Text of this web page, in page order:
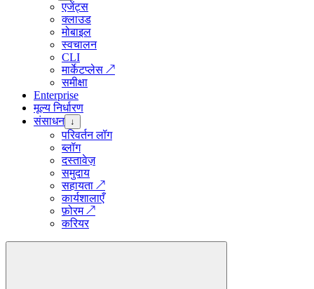
एजेंट्स
क्लाउड
मोबाइल
स्वचालन
CLI
मार्केटप्लेस ↗
समीक्षा
Enterprise
मूल्य निर्धारण
संसाधन ↓
परिवर्तन लॉग
ब्लॉग
दस्तावेज़
समुदाय
सहायता ↗
कार्यशालाएँ
फ़ोरम↗
करियर